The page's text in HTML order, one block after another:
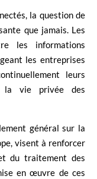
la question de
que jamais. Les
les informations
les entreprises
leurs
la vie privée des
général sur la
visent à renforcer
du traitement des
en œuvre de ces